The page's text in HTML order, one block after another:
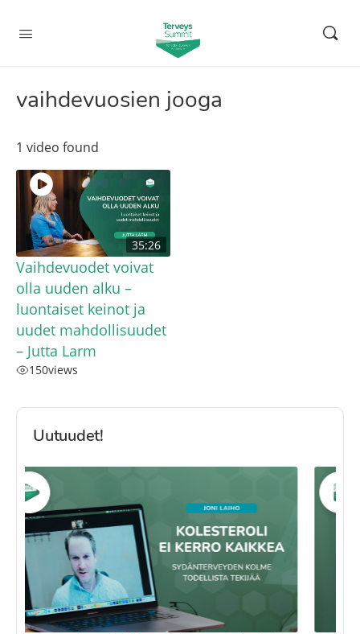
vaihdevuosien jooga
1 video found
35:26
Vaihdevuodet voivat
olla uuden alku –
luontaiset keinot ja
uudet mahdollisuudet
– Jutta Larm
150views
Uutuudet!